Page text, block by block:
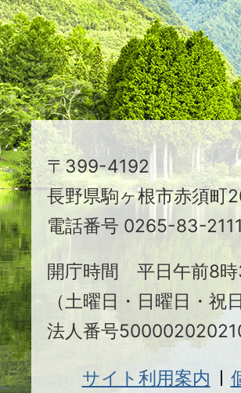
え
る
ま
ち
駒
ヶ
根
市
〒399-4192
長野県駒ヶ根市赤須町
電話番号 0265-83-
開庁時間 平日午前8
（土曜日・日曜日・
法人番号
サイト利用案内